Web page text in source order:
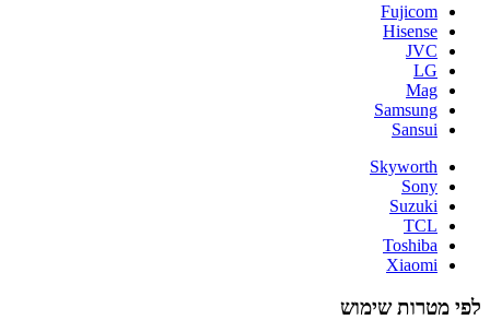
Fujicom
Hisense
JVC
LG
Mag
Samsung
Sansui
Skyworth
Sony
Suzuki
TCL
Toshiba
Xiaomi
לפי מטרות שימוש